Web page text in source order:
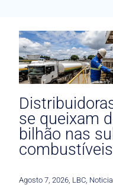
se queixam
bilhão nas
combustíveis
Agosto 7, 2026 LBC